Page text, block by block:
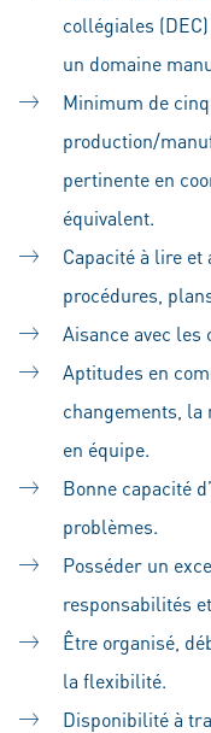
collégiales
un domaine
Minimum de
production/
pertinente en
équivalent.
Capacité à lire
procédures,
Aisance avec
Aptitudes en
changements,
en équipe.
Bonne capacité
problèmes.
Posséder un
responsabilités
Être organisé,
la flexibilité.
Disponibilité à